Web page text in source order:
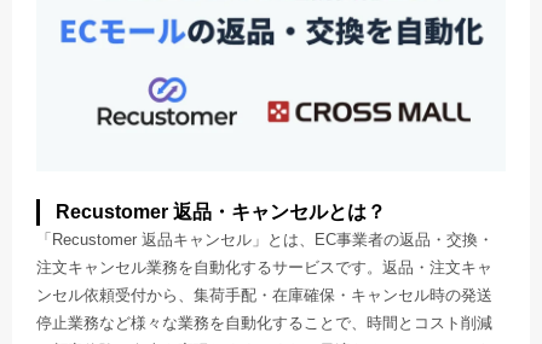
Recustomer 返品・キャンセルとは？
「Recustomer 返品キャンセル」とは、EC事業者の返品・交換・
注文キャンセル業務を自動化するサービスです。返品・注文キャ
ンセル依頼受付から、集荷手配・在庫確保・キャンセル時の発送
停止業務など様々な業務を自動化することで、時間とコスト削減